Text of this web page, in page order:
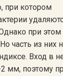
при котором
при
часть из них
Вход в
мм, поэтому